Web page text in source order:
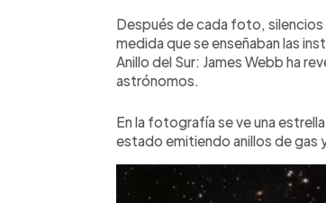
Después de cada foto,
medida que se enseñaban las
Anillo del Sur: James Webb ha
astrónomos.
En la fotografía se ve una
estado emitiendo anillos de gas